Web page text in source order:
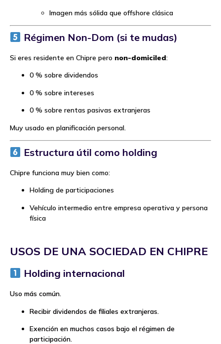
Imagen más sólida que offshore clásica
Régimen Non-Dom (si te mudas)
Si eres residente en Chipre pero non-domiciled:
0 % sobre dividendos
0 % sobre intereses
0 % sobre rentas pasivas extranjeras
Muy usado en planificación personal.
Estructura útil como holding
Chipre funciona muy bien como:
Holding de participaciones
Vehículo intermedio entre empresa operativa y persona
física
USOS DE UNA SOCIEDAD EN CHIPRE
Holding internacional
Uso más común.
Recibir dividendos de filiales extranjeras.
Exención en muchos casos bajo el régimen de
participación.